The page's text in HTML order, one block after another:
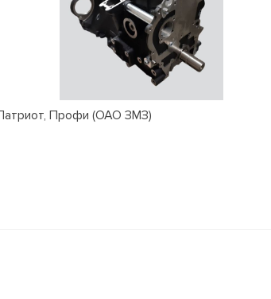
Профи (ОАО ЗМЗ)